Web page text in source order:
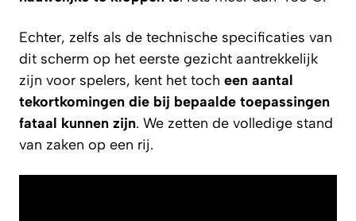
Echter, zelfs als de technische specificaties van
dit scherm op het eerste gezicht aantrekkelijk
zijn voor spelers, kent het toch een aantal
tekortkomingen die bij bepaalde toepassingen
fataal kunnen zijn. We zetten de volledige stand
van zaken op een rij.